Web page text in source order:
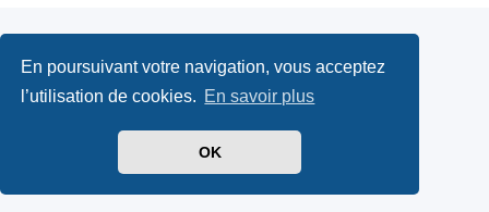
En poursuivant votre navigation, vous acceptez
l’utilisation de cookies. En savoir plus
OK